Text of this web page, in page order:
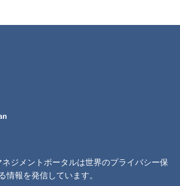
ジメントポータルは世界のプライバシー保
情報を発信しています。